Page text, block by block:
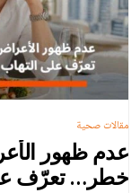
عدم ظهور
خطر… تعرّف
مقالات صحية